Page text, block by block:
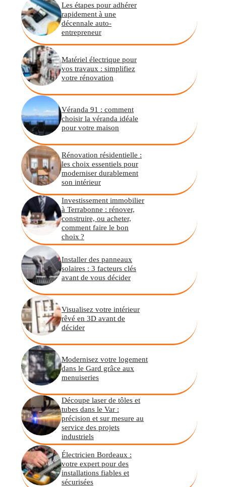
Les étapes pour adhérer
rapidement à une
décennale auto-
entrepreneur
Matériel électrique pour
vos travaux : simplifiez
votre rénovation
Véranda 91 : comment
choisir la véranda idéale
pour votre maison
Rénovation résidentielle :
les choix essentiels pour
moderniser durablement
son intérieur
Investissement immobilier
à Terrabonne : rénover,
construire, ou acheter,
comment faire le bon
choix ?
Installer des panneaux
solaires : 3 facteurs clés
avant de vous décider
Visualisez votre intérieur
rêvé en 3D avant de
décider
Modernisez votre logement
dans le Gard grâce aux
menuiseries
Découpe laser de tôles et
tubes dans le Var :
précision et sur mesure au
service des projets
industriels
Électricien Bordeaux :
votre expert pour des
installations fiables et
sécurisées